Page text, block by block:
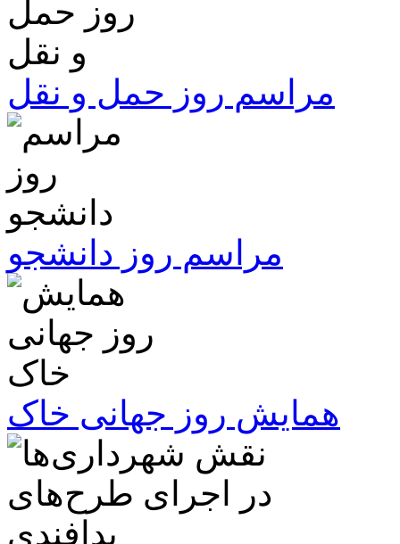
مراسم روز حمل و نقل
مراسم روز دانشجو
همایش روز جهانی خاک